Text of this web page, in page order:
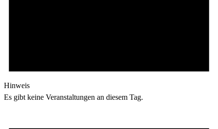
Hinweis
Es gibt keine Veranstaltungen an diesem Tag.